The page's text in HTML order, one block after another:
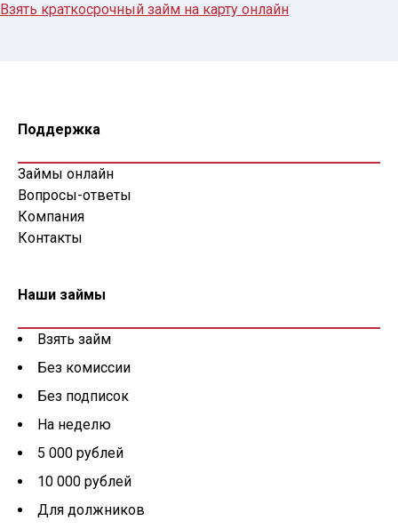
Взять краткосрочный займ на карту онлайн
Поддержка
Займы онлайн
Вопросы-ответы
Компания
Контакты
Наши займы
Взять займ
Без комиссии
Без подписок
На неделю
5 000 рублей
10 000 рублей
Для должников